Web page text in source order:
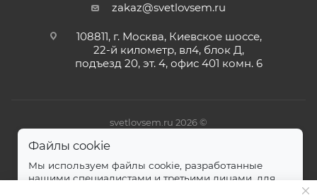
zakaz@svetlovsem.ru
108811, г. Москва, Киевское шоссе,
22-й километр, вл4, блок Д,
подъезд 20, эт. 4, офис 401 комн. 6
svetlovsem.ru 2026 ©
Файлы cookie
Мы используем файлы cookie, разработанные
нашими специалистами и третьими лицами, для